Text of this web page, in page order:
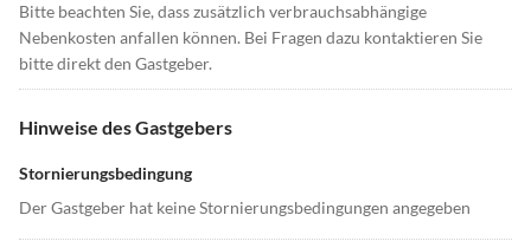
Bitte beachten Sie, dass zusätzlich verbrauchsabhängige
Nebenkosten anfallen können. Bei Fragen dazu kontaktieren Sie
bitte direkt den Gastgeber.
Hinweise des Gastgebers
Stornierungsbedingung
Der Gastgeber hat keine Stornierungsbedingungen angegeben